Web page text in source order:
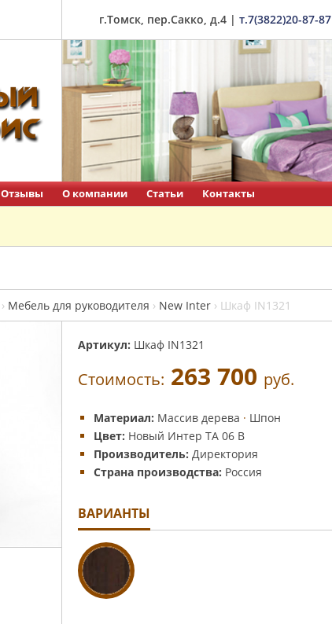
г.Томск, пер.Сакко, д.4 | т.7(3822)20-87-87
Отзывы О компании Статьи Контакты
› Мебель для руководителя › New Inter › Шкаф IN1321
Артикул: Шкаф IN1321
Стоимость: 263 700 руб.
Материал: Массив дерева · Шпон
Цвет: Новый Интер TA 06 B
Производитель: Директория
Страна производства: Россия
ВАРИАНТЫ